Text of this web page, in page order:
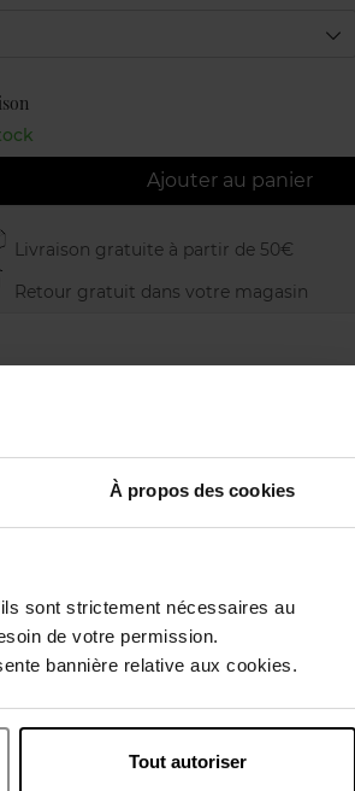
À propos des cookies
sont strictement nécessaires au
de votre permission.
bannière relative aux cookies.
Tout autoriser
Ajouter au panier
Livraison gratuite à partir de 50€
Retour gratuit dans votre magasin